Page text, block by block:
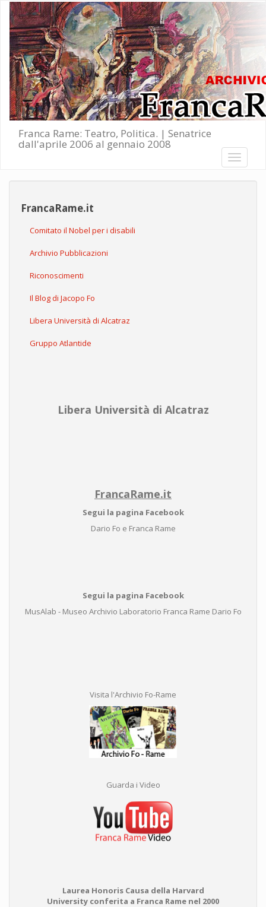
Salta al contenuto principale
Franca Rame: Teatro, Politica. | Senatrice
dall'aprile 2006 al gennaio 2008
Toggle
FrancaRame.it
Comitato il Nobel per i disabili
Archivio Pubblicazioni
Riconoscimenti
Il Blog di Jacopo Fo
Libera Università di Alcatraz
Gruppo Atlantide
Libera Università di Alcatraz
FrancaRame.it
Segui la pagina Facebook
Dario Fo e Franca Rame
Segui la pagina Facebook
MusAlab - Museo Archivio Laboratorio Franca Rame Dario Fo
Visita l'Archivio Fo-Rame
Guarda i Video
Laurea Honoris Causa della Harvard
University conferita a Franca Rame nel 2000